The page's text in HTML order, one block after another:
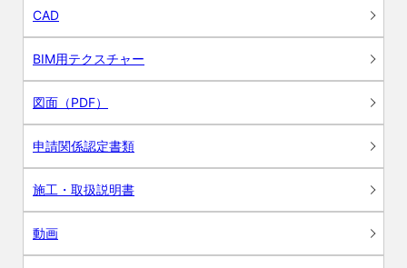
CAD
BIM用テクスチャー
図面（PDF）
申請関係認定書類
施工・取扱説明書
動画